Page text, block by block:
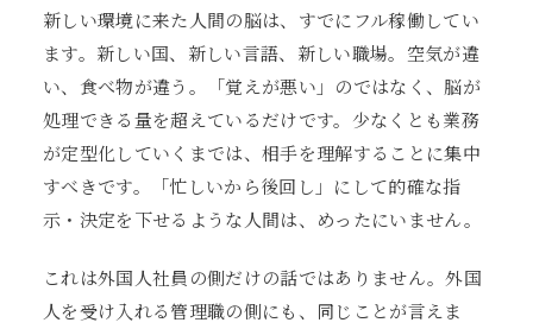
新しい環境に来た人間の脳は、すでにフル稼働してい
ます。新しい国、新しい言語、新しい職場。空気が違
い、食べ物が違う。「覚えが悪い」のではなく、脳が
処理できる量を超えているだけです。少なくとも業務
が定型化していくまでは、相手を理解することに集中
すべきです。「忙しいから後回し」にして的確な指
示・決定を下せるような人間は、めったにいません。
これは外国人社員の側だけの話ではありません。外国
人を受け入れる管理職の側にも、同じことが言えま